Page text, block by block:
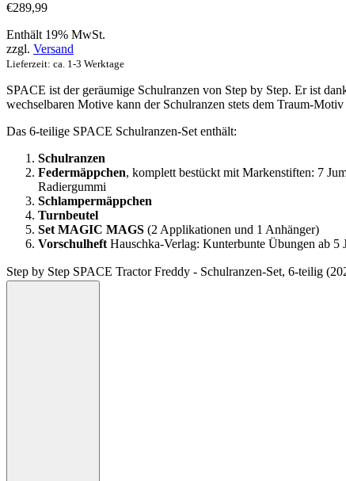
€289,99
Enthält 19% MwSt.
zzgl. Versand
Lieferzeit: ca. 1-3 Werktage
SPACE ist der geräumige Schulranzen von Step by Step. Er ist
wechselbaren Motive kann der Schulranzen stets dem Traum-
Das 6-teilige SPACE Schulranzen-Set enthält:
Schulranzen
Federmäppchen, komplett bestückt mit Markenstiften: 7
Radiergummi
Schlampermäppchen
Turnbeutel
Set MAGIC MAGS (2 Applikationen und 1 Anhänger)
Vorschulheft Hauschka-Verlag: Kunterbunte Übungen ab 5
Step by Step SPACE Tractor Freddy - Schulranzen-Set, 6-teilig